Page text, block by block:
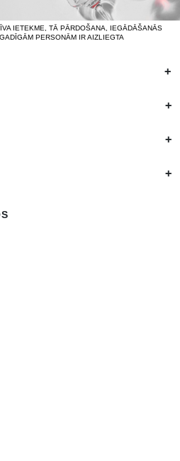
IETEKME, TĀ PĀRDOŠANA, IEGĀDĀŠANĀS
PERSONĀM IR AIZLIEGTA